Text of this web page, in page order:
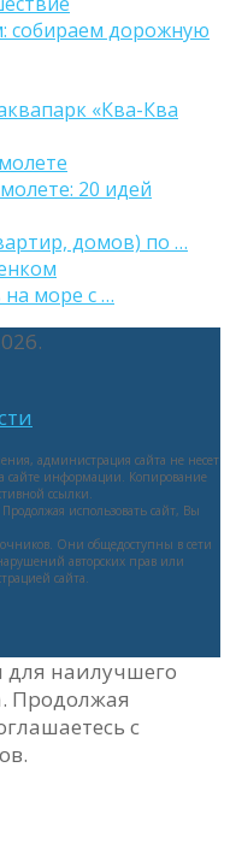
собираем дорожную
«Ква-Ква
20 идей
домов) по …
море с …
администрация сайта не несет
сайте информации. Копирование
ссылки.
использовать сайт, Вы
Они общедоступны в сети
авторских прав или
сайта.
наилучшего
Продолжая
с